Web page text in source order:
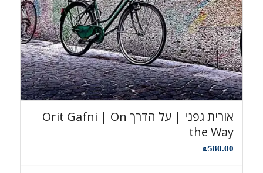
אורית גפני | על הדרך Orit Gafni | On
the Way
₪580.00